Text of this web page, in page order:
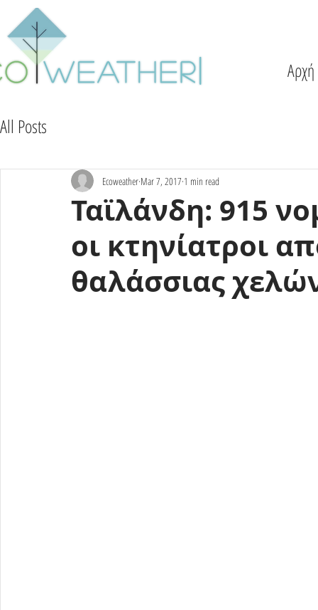
Αρχή
All Posts
Ταϊλάνδη: 915
οι κτηνίατροι
θαλάσσιας
Ecoweather Mar 7, 2017 1 min read